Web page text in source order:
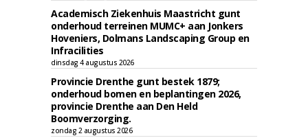
Academisch Ziekenhuis Maastricht gunt
onderhoud terreinen MUMC+ aan Jonkers
Hoveniers, Dolmans Landscaping Group en
Infracilities
dinsdag 4 augustus 2026
Provincie Drenthe gunt bestek 1879;
onderhoud bomen en beplantingen 2026,
provincie Drenthe aan Den Held
Boomverzorging.
zondag 2 augustus 2026